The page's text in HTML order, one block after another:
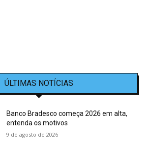
ÚLTIMAS NOTÍCIAS
Banco Bradesco começa 2026 em alta,
entenda os motivos
9 de agosto de 2026